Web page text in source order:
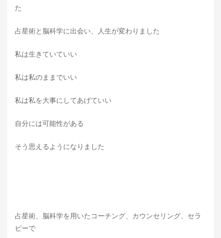
た
占星術と脳科学に出会い、人生が変わりました
私は生きていていい
私は私のままでいい
私は私を大事にしてあげていい
自分には可能性がある
そう思えるようになりました
占星術、脳科学を用いたコーチング、カウンセリング、セラ
ピーで